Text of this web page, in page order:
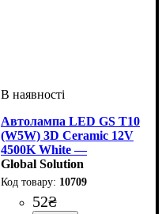
Автолампа LED GS T10
(W5W) 3D Ceramic 12V
4500K White —
керамічна лампа для
габаритів
Global Solution
10709
52₴